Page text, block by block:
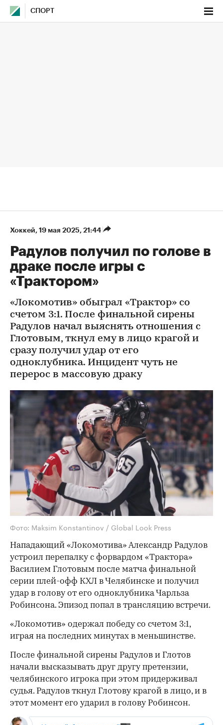
СПОРТ
Хоккей⁠, 19 мая 2025, 21:44
Радулов получил по голове в
драке после игры с
«Трактором»
«Локомотив» обыграл «Трактор» со
счетом 3:1. После финальной сирены
Радулов начал выяснять отношения с
Глотовым, ткнул ему в лицо крагой и
сразу получил удар от его
одноклубника. Инцидент чуть не
перерос в массовую драку
Фото: Maksim Konstantinov / Global Look Press
Нападающий «Локомотива» Александр Радулов
устроил перепалку с форвардом «Трактора»
Василием Глотовым после матча финальной
серии плей-офф КХЛ в Челябинске и получил
удар в голову от его одноклубника Чарльза
Робинсона. Эпизод попал в трансляцию встречи.
«Локомотив» одержал победу со счетом 3:1,
играя на последних минутах в меньшинстве.
После финальной сирены Радулов и Глотов
начали высказывать друг другу претензии,
челябинского игрока при этом придерживал
судья. Радулов ткнул Глотову крагой в лицо, и в
этот момент его ударил в голову Робинсон.